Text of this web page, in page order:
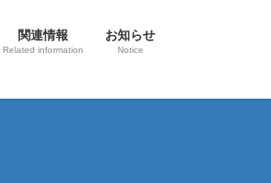
関連情報
Related information
お知らせ
Notice